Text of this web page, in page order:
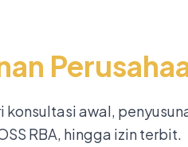
awal,
RBA, hingga izin terbit.